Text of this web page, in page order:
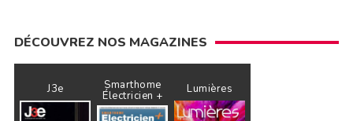
DÉCOUVREZ NOS MAGAZINES
J3e Smarthome
Électricien + Lumières